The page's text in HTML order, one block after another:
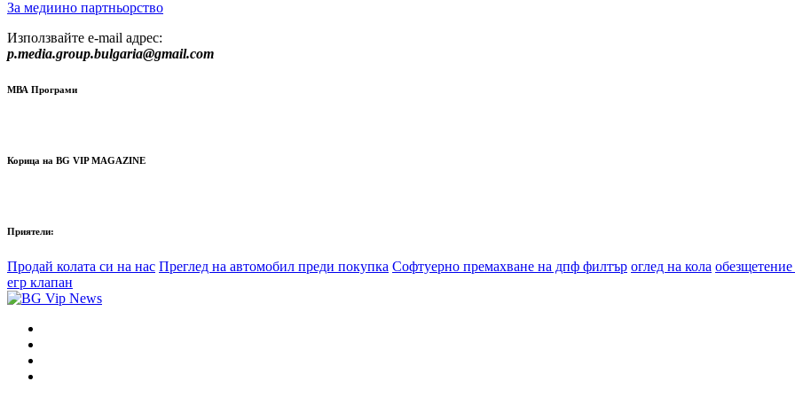
За медиино партньорство
Използвайте e-mail адрес:
p.media.group.bulgaria@gmail.com
МВА Програми
Корица на BG VIP MAGAZINE
Приятели:
Продай колата си на нас Преглед на автомобил преди покупка Софтуерно премахване на дпф филтър оглед на кола
егр клапан